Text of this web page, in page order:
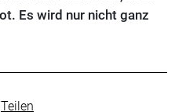
Es wird nur nicht ganz
Teilen